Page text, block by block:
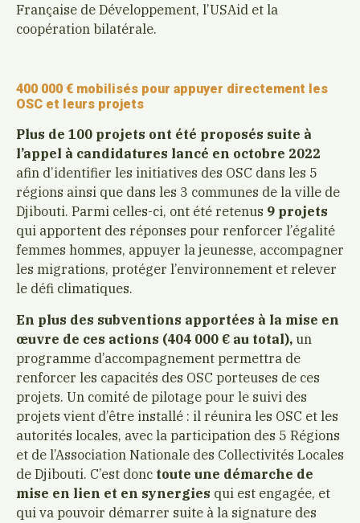
Française de Développement, l’USAid et la
coopération bilatérale.
400 000 € mobilisés pour appuyer directement les
OSC et leurs projets
Plus de 100 projets ont été proposés suite à
l’appel à candidatures lancé en octobre 2022
afin d’identifier les initiatives des OSC dans les 5
régions ainsi que dans les 3 communes de la ville de
Djibouti. Parmi celles-ci, ont été retenus 9 projets
qui apportent des réponses pour renforcer l’égalité
femmes hommes, appuyer la jeunesse, accompagner
les migrations, protéger l’environnement et relever
le défi climatiques.
En plus des subventions apportées à la mise en
œuvre de ces actions (404 000 € au total),un
programme d’accompagnement permettra de
renforcer les capacités des OSC porteuses de ces
projets. Un comité de pilotage pour le suivi des
projets vient d’être installé : il réunira les OSC et les
autorités locales, avec la participation des 5 Régions
et de l’Association Nationale des Collectivités Locales
de Djibouti. C’est donc toute une démarche de
mise en lien et en synergies qui est engagée, et
qui va pouvoir démarrer suite à la signature des